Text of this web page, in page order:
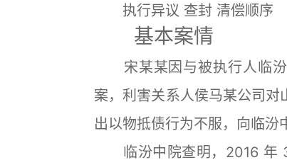
执行异议 查封 清偿顺序
基本案情
宋某某因与被执行人临汾
案，利害关系人侯马某公司
出以物抵债行为不服，向临汾
临汾中院查明，2016 年 3